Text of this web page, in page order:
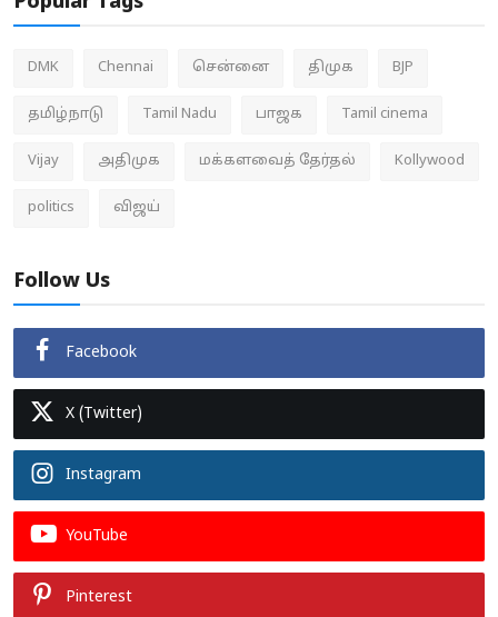
DMK Chennai சென்னை திமுக BJP
தமிழ்நாடு Tamil Nadu பாஜக Tamil cinema
Vijay அதிமுக மக்களவைத் தேர்தல் Kollywood
politics விஜய்
Follow Us
Facebook
X (Twitter)
Instagram
YouTube
Pinterest